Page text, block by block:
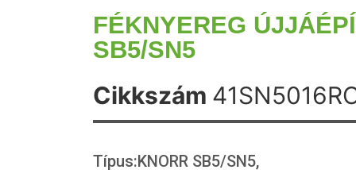
FÉKNYEREG
SB5/SN5
Cikkszám
Típus:KNORR SB5/SN5,